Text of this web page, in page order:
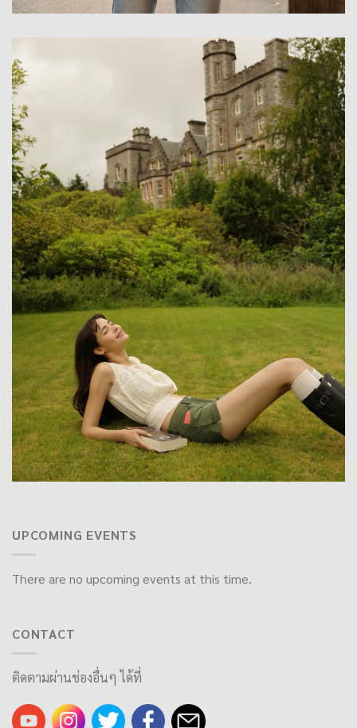
UPCOMING EVENTS
There are no upcoming events at this time.
CONTACT
ติดตามผ่านช่องอื่นๆ ได้ที่